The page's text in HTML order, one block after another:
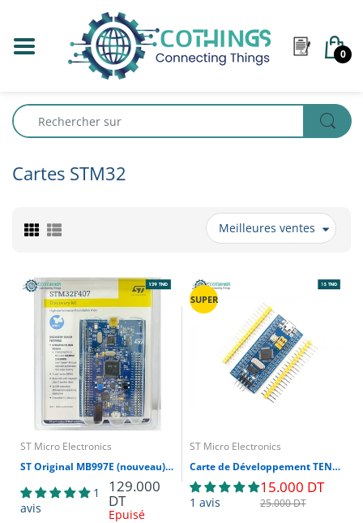
0
Cartes STM32
Meilleures ventes
ST Micro Electronics
ST Original MB997E (nouveau) STM32F4DISCOVERY compatible STM32F407G-DISC1 32 bits ARM Cortex-M4F 1 Mo Flash192
1
avis
129.000
DT
Epuisé
SUPER
ST Micro Electronics
Carte de Développement TENSTAR STM32F103C8T6
1 avis
15.000 DT
25.000 DT